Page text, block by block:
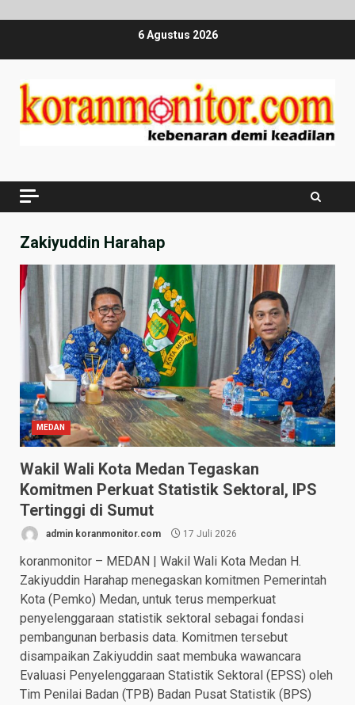
6 Agustus 2026
Zakiyuddin Harahap
MEDAN
Wakil Wali Kota Medan Tegaskan
Komitmen Perkuat Statistik Sektoral, IPS
Tertinggi di Sumut
admin koranmonitor.com 17 Juli 2026
koranmonitor – MEDAN | Wakil Wali Kota Medan H.
Zakiyuddin Harahap menegaskan komitmen Pemerintah
Kota (Pemko) Medan, untuk terus memperkuat
penyelenggaraan statistik sektoral sebagai fondasi
pembangunan berbasis data. Komitmen tersebut
disampaikan Zakiyuddin saat membuka wawancara
Evaluasi Penyelenggaraan Statistik Sektoral (EPSS) oleh
Tim Penilai Badan (TPB) Badan Pusat Statistik (BPS)